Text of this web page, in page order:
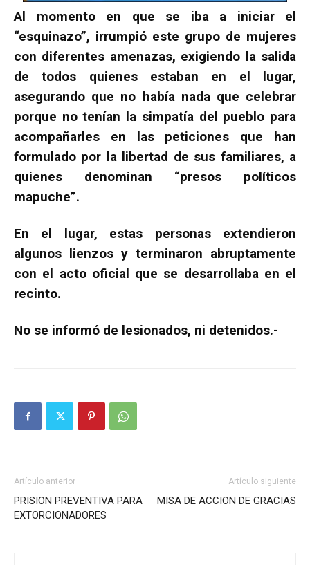
Al momento en que se iba a iniciar el
“esquinazo”, irrumpió este grupo de mujeres
con diferentes amenazas, exigiendo la salida
de todos quienes estaban en el lugar,
asegurando que no había nada que celebrar
porque no tenían la simpatía del pueblo para
acompañarles en las peticiones que han
formulado por la libertad de sus familiares, a
quienes denominan “presos políticos
mapuche”.
En el lugar, estas personas extendieron
algunos lienzos y terminaron abruptamente
con el acto oficial que se desarrollaba en el
recinto.
No se informó de lesionados, ni detenidos.-
Artículo anterior
PRISION PREVENTIVA PARA
EXTORCIONADORES
Artículo siguiente
MISA DE ACCION DE GRACIAS